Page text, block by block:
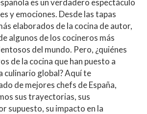
es un verdadero espectáculo
y emociones. Desde las tapas
elaborados de la cocina de autor,
algunos de los cocineros más
del mundo. Pero, ¿quiénes
de la cocina que han puesto a
culinario global? Aquí te
de mejores chefs de España,
sus trayectorias, sus
supuesto, su impacto en la